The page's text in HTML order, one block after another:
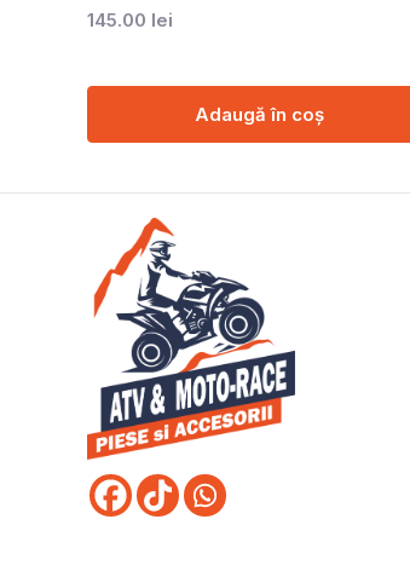
145.00 lei
Adaugă în coș